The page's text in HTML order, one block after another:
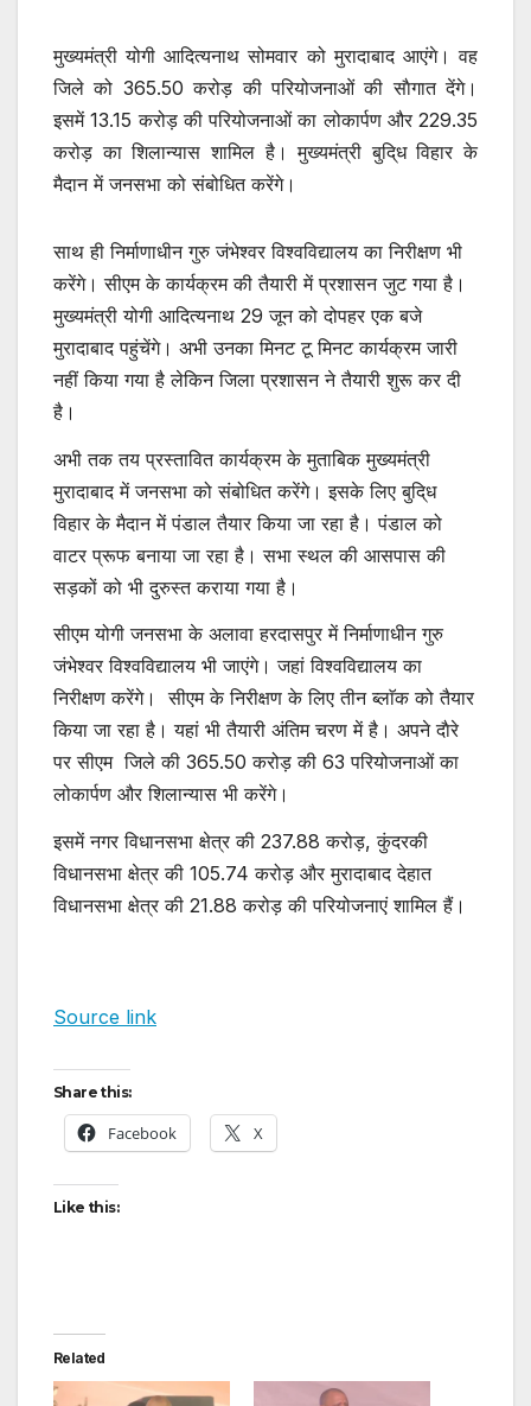
मुख्यमंत्री योगी आदित्यनाथ सोमवार को मुरादाबाद आएंगे। वह
जिले को 365.50 करोड़ की परियोजनाओं की साैगात देंगे।
इसमें 13.15 करोड़ की परियोजनाओं का लोकार्पण और 229.35
करोड़ का शिलान्यास शामिल है। मुख्यमंत्री बुदि्ध विहार के
मैदान में जनसभा को संबोधित करेंगे।
साथ ही निर्माणाधीन गुरु जंभेश्वर विश्वविद्यालय का निरीक्षण भी
करेंगे। सीएम के कार्यक्रम की तैयारी में प्रशासन जुट गया है।
मुख्यमंत्री योगी आदित्यनाथ 29 जून को दोपहर एक बजे
मुरादाबाद पहुंचेंगे। अभी उनका मिनट टू मिनट कार्यक्रम जारी
नहीं किया गया है लेकिन जिला प्रशासन ने तैयारी शुरू कर दी
है।
अभी तक तय प्रस्तावित कार्यक्रम के मुताबिक मुख्यमंत्री
मुरादाबाद में जनसभा को संबोधित करेंगे। इसके लिए बुदि्ध
विहार के मैदान में पंडाल तैयार किया जा रहा है। पंडाल को
वाटर प्रूफ बनाया जा रहा है। सभा स्थल की आसपास की
सड़कों को भी दुरुस्त कराया गया है।
सीएम योगी जनसभा के अलावा हरदासपुर में निर्माणाधीन गुरु
जंभेश्वर विश्वविद्यालय भी जाएंगे। जहां विश्वविद्यालय का
निरीक्षण करेंगे। सीएम के निरीक्षण के लिए तीन ब्लाॅक को तैयार
किया जा रहा है। यहां भी तैयारी अंतिम चरण में है। अपने दाैरे
पर सीएम जिले की 365.50 करोड़ की 63 परियोजनाओं का
लोकार्पण और शिलान्यास भी करेंगे।
इसमें नगर विधानसभा क्षेत्र की 237.88 करोड़, कुंदरकी
विधानसभा क्षेत्र की 105.74 करोड़ और मुरादाबाद देहात
विधानसभा क्षेत्र की 21.88 करोड़ की परियोजनाएं शामिल हैं।
Source link
Share this:
Facebook X
Like this:
Related